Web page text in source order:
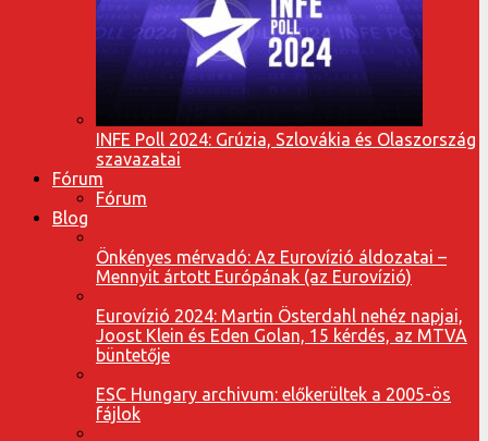
INFE Poll 2024: Grúzia, Szlovákia és Olaszország
szavazatai
Fórum
Fórum
Blog
Önkényes mérvadó: Az Eurovízió áldozatai –
Mennyit ártott Európának (az Eurovízió)
Eurovízió 2024: Martin Österdahl nehéz napjai,
Joost Klein és Eden Golan, 15 kérdés, az MTVA
büntetője
ESC Hungary archivum: előkerültek a 2005-ös
fájlok